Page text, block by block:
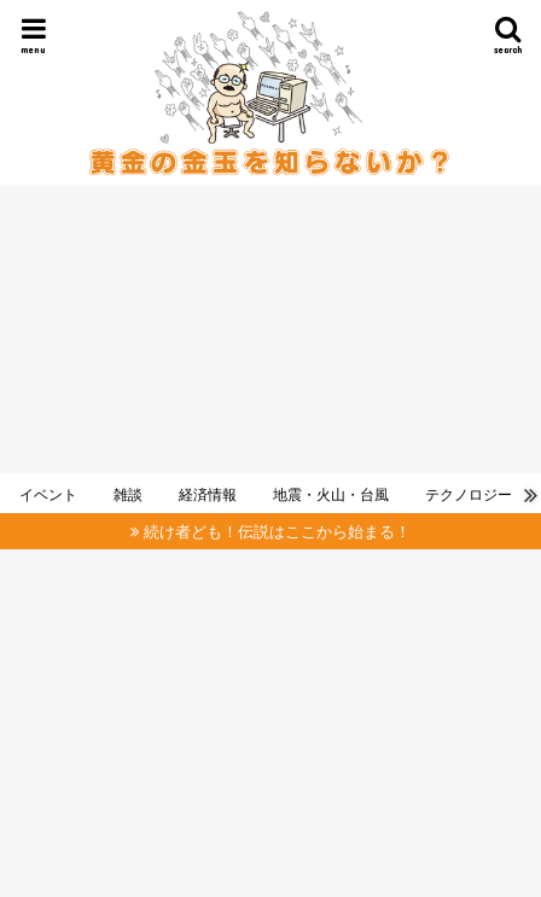
search
menu
イベント 雑談 経済情報 地震・火山・台風 テクノロジー
続け者ども！伝説はここから始まる！